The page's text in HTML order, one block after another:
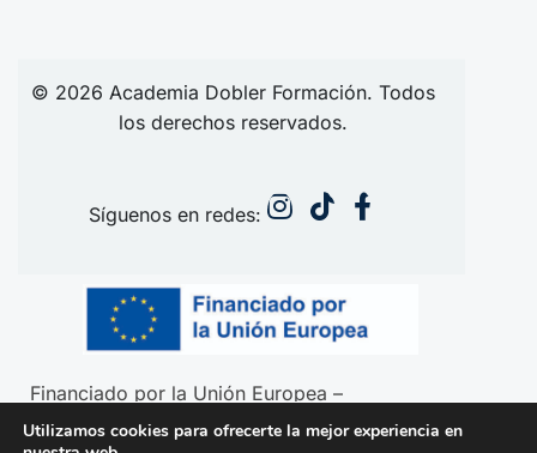
© 2026 Academia Dobler Formación. Todos
los derechos reservados.
Síguenos en redes:
Financiado por la Unión Europea –
NextGenerationEU
Utilizamos cookies para ofrecerte la mejor experiencia en